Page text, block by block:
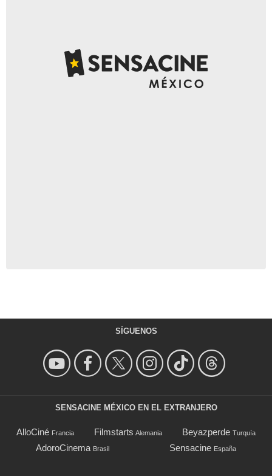
SÍGUENOS
SENSACINE MÉXICO EN EL EXTRANJERO
AlloCiné Francia Filmstarts Alemania Beyazperde Turquía
AdoroCinema Brasil Sensacine España